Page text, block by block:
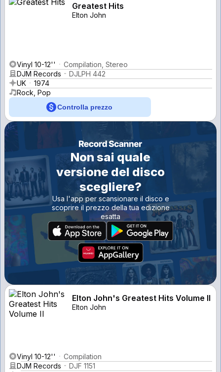
Greatest Hits
Elton John
Vinyl 10-12''
Compilation, Stereo
DJM Records
DJLPH 442
UK
1974
Rock, Pop
Controlla prezzo
Non sai quale
versione del disco
scegliere?
Usa l'app per scansionare il disco e
scoprire il prezzo della tua edizione
esatta
Elton John's Greatest Hits Volume II
Elton John
Vinyl 10-12''
Compilation
DJM Records
DJF 1151